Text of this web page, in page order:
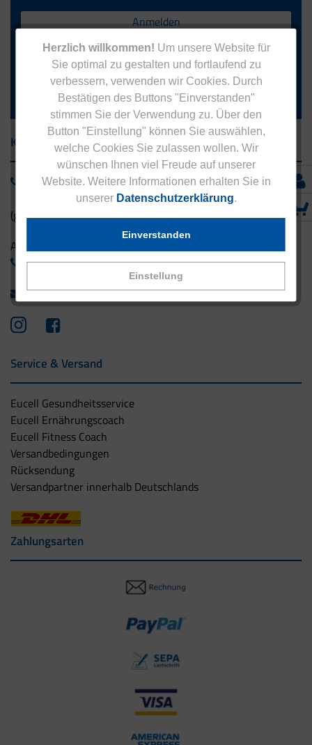
Herzlich willkommen! Um unsere Website für
Sie optimal zu gestalten und fortlaufend zu
verbessern, verwenden wir Cookies. Durch
Bestätigen des Buttons "Einverstanden"
stimmen Sie der Verwendung zu. Über den
Button "Einstellung" können Sie auswählen,
welche Cookies Sie zulassen wollen. Wir
wünschen Ihnen viel Freude auf unserer
Website. Weitere Informationen erhalten Sie in
unserer Datenschutzerklärung.
Einstellung
Einverstanden
Anmelden
Abonnieren Sie das kostenlose Eucell Gesundheitsmagazin
und verpassen Sie keine Neuigkeiten aus dem Eucell Shop.
Die Abmeldung ist jederzeit möglich.
Kontakt
0800 - 1 38 23 55
(gebührenfrei aus Deutschland)
Ausland:
+49 - 5042 940 660
info@eucell.de
Service & Versand
Eucell Gesundheitsservice
Eucell Ernährungscoach
Eucell Fitness Coach
Versandbedingungen
Rücksendung
Versandpartner innerhalb Deutschlands
Zahlungsarten